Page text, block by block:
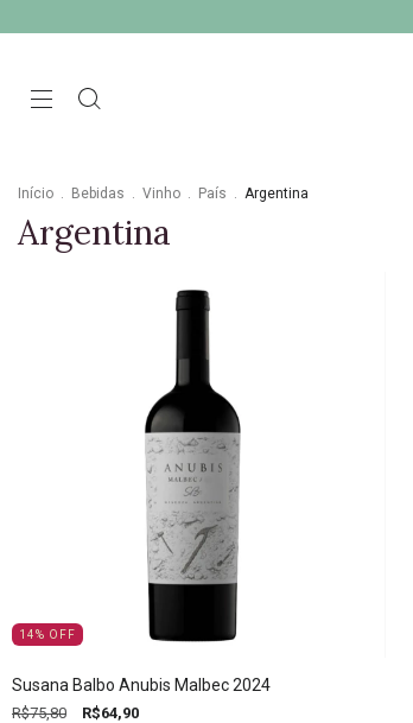
Início . Bebidas . Vinho . País . Argentina
Argentina
14% OFF
Susana Balbo Anubis Malbec 2024
R$75,80 R$64,90